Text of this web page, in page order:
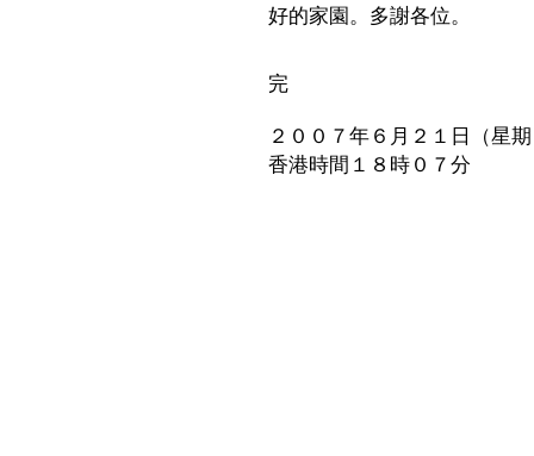
好的家園。多謝各位。
完
２００７年６月２１日（星
香港時間１８時０７分